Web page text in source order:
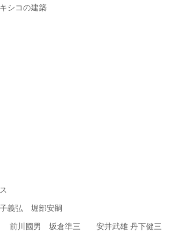
シコの建築
義弘 堀部安嗣
前川國男 坂倉準三 安井武雄 丹下健三